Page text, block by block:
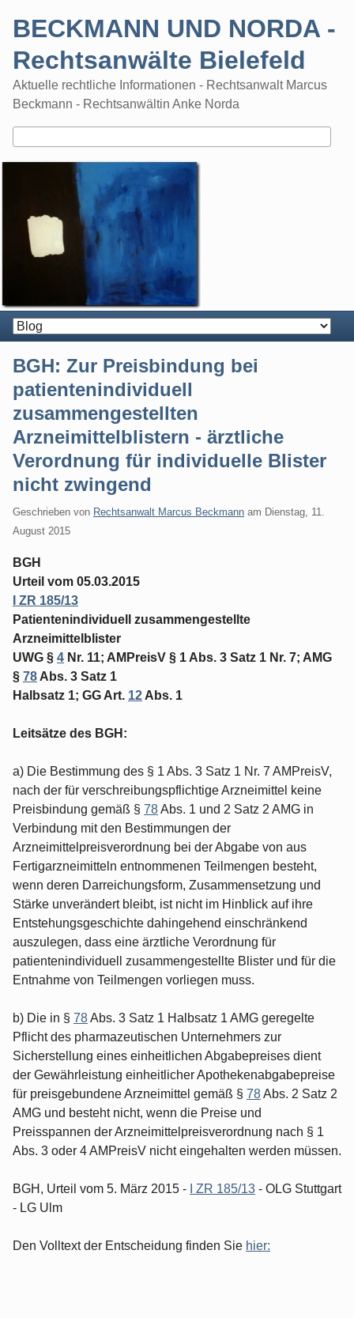
BECKMANN UND NORDA -
Rechtsanwälte Bielefeld
Aktuelle rechtliche Informationen - Rechtsanwalt Marcus
Beckmann - Rechtsanwältin Anke Norda
BGH: Zur Preisbindung bei
patientenindividuell
zusammengestellten
Arzneimittelblistern - ärztliche
Verordnung für individuelle Blister
nicht zwingend
Geschrieben von Rechtsanwalt Marcus Beckmann am Dienstag, 11.
August 2015
BGH
Urteil vom 05.03.2015
I ZR 185/13
Patientenindividuell zusammengestellte
Arzneimittelblister
UWG § 4 Nr. 11; AMPreisV § 1 Abs. 3 Satz 1 Nr. 7; AMG
§ 78 Abs. 3 Satz 1
Halbsatz 1; GG Art. 12 Abs. 1
Leitsätze des BGH:
a) Die Bestimmung des § 1 Abs. 3 Satz 1 Nr. 7 AMPreisV,
nach der für verschreibungspflichtige Arzneimittel keine
Preisbindung gemäß § 78Abs. 1 und 2 Satz 2 AMG in
Verbindung mit den Bestimmungen der
Arzneimittelpreisverordnung bei der Abgabe von aus
Fertigarzneimitteln entnommenen Teilmengen besteht,
wenn deren Darreichungsform, Zusammensetzung und
Stärke unverändert bleibt, ist nicht im Hinblick auf ihre
Entstehungsgeschichte dahingehend einschränkend
auszulegen, dass eine ärztliche Verordnung für
patientenindividuell zusammengestellte Blister und für die
Entnahme von Teilmengen vorliegen muss.
b) Die in § 78Abs. 3 Satz 1 Halbsatz 1 AMG geregelte
Pflicht des pharmazeutischen Unternehmers zur
Sicherstellung eines einheitlichen Abgabepreises dient
der Gewährleistung einheitlicher Apothekenabgabepreise
für preisgebundene Arzneimittel gemäß § 78Abs. 2 Satz 2
AMG und besteht nicht, wenn die Preise und
Preisspannen der Arzneimittelpreisverordnung nach § 1
Abs. 3 oder 4 AMPreisV nicht eingehalten werden müssen.
BGH, Urteil vom 5. März 2015 - I ZR 185/13 - OLG Stuttgart
- LG Ulm
Den Volltext der Entscheidung finden Sie hier: